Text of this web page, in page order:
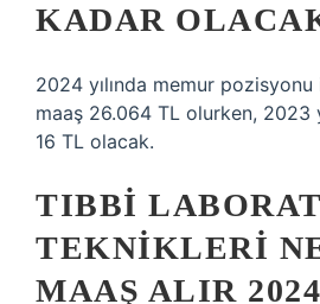
KADAR
2024 yılında memur
maaş 26.064 TL olurken, 2023
16 TL olacak.
TIBBI
TEKNIKLERI
MAAŞ ALIR